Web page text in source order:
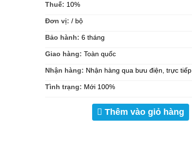
Thuế: 10%
Đơn vị: / bộ
Bảo hành: 6 tháng
Giao hàng: Toàn quốc
Nhận hàng: Nhận hàng qua bưu điện, trực tiếp
Tình trạng: Mới 100%
Thêm vào giỏ hàng